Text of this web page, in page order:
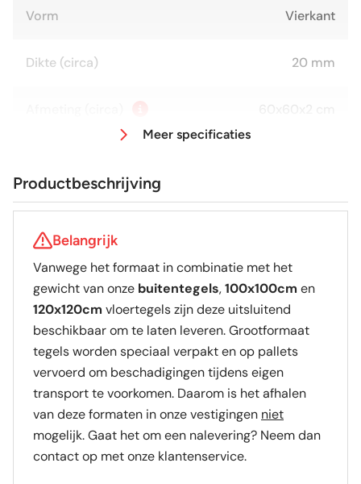
Vorm Vierkant
Dikte (circa) 20 mm
Gerectificeerd Ja
Vorstbestendig
Sortering 1e keus
Craquelé
Meer specificaties
Productbeschrijving
Belangrijk
Vanwege het formaat in combinatie met het
gewicht van onze buitentegels,100x100cm en
120x120cm vloertegels zijn deze uitsluitend
beschikbaar om te laten leveren. Grootformaat
tegels worden speciaal verpakt en op pallets
vervoerd om beschadigingen tijdens eigen
transport te voorkomen. Daarom is het afhalen
van deze formaten in onze vestigingen niet
mogelijk. Gaat het om een nalevering? Neem dan
contact op met onze klantenservice.